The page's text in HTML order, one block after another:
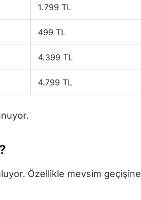
1.799 TL
499 TL
4.399 TL
4.799 TL
Özellikle mevsim geçişine